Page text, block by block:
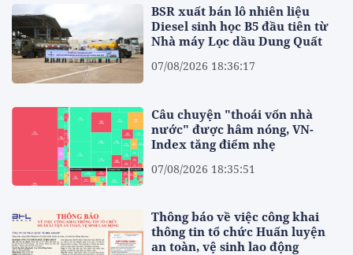
BSR xuất bán lô nhiên liệu
Diesel sinh học B5 đầu tiên từ
Nhà máy Lọc dầu Dung Quất
07/08/2026 18:36:17
Câu chuyện "thoái vốn nhà
nước" được hâm nóng, VN-
Index tăng điểm nhẹ
07/08/2026 18:35:51
Thông báo về việc công khai
thông tin tổ chức Huấn luyện
an toàn, vệ sinh lao động